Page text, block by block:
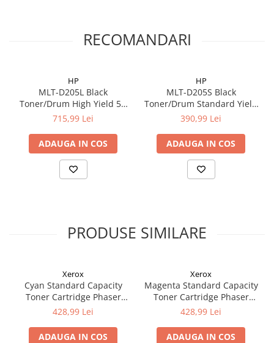
RECOMANDARI
HP
MLT-D205L Black
Toner/Drum High Yield 5K
for
4835 / 5637 / 5737 / 5639
715,99 Lei
ADAUGA IN COS
HP
MLT-D205S Black
Toner/Drum Standard Yield
2K for
4835 / 5637 / 5737 / 5639
390,99 Lei
ADAUGA IN COS
PRODUSE SIMILARE
Xerox
Cyan Standard Capacity
Toner Cartridge Phaser
6510/WorkCentre 6515
428,99 Lei
ADAUGA IN COS
Xerox
Magenta Standard Capacity
Toner Cartridge Phaser
6510/WorkCentre 6515
428,99 Lei
ADAUGA IN COS